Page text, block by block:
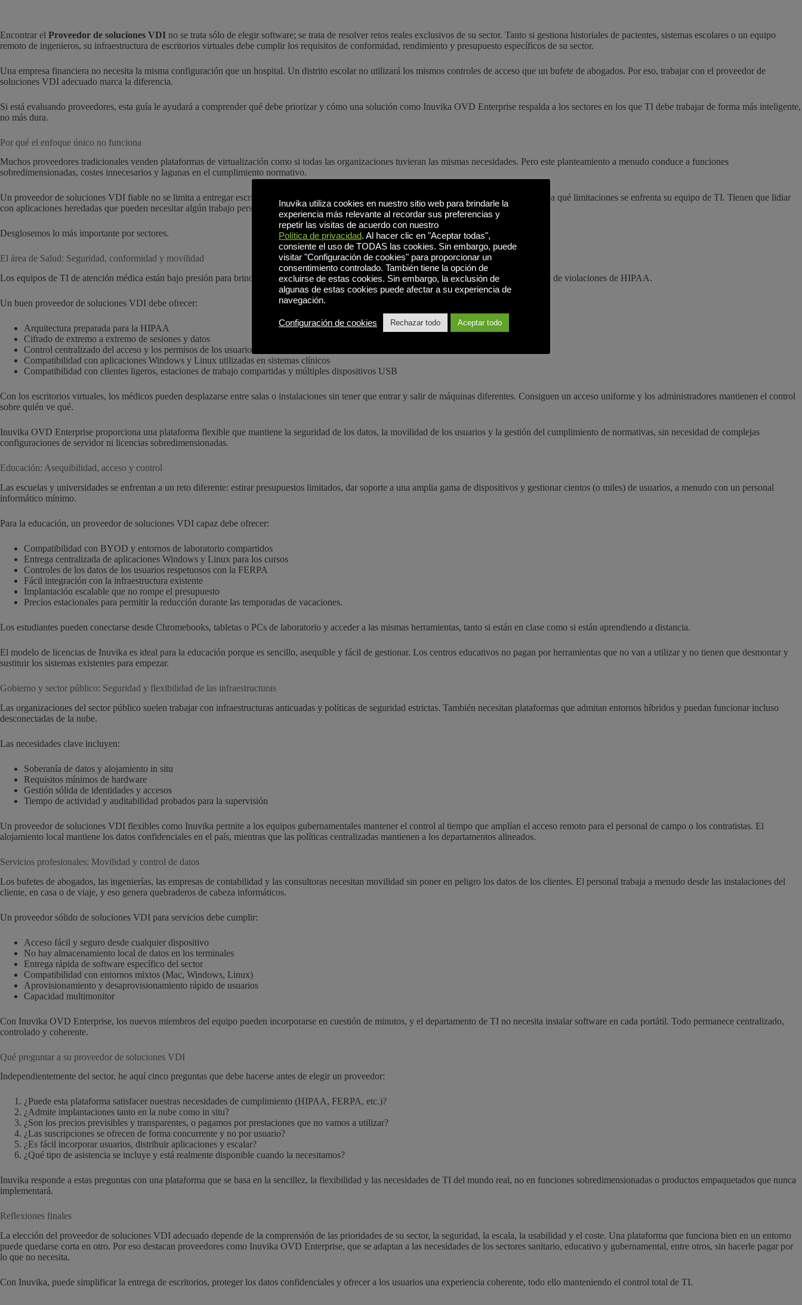
Encontrar el Proveedor de soluciones VDI no se trata sólo de elegir software; se trata de resolver retos reales exclusivos de su sector. Tanto si gestiona historiales de pacientes, sistemas escolares o un equipo
remoto de ingenieros, su infraestructura de escritorios virtuales debe cumplir los requisitos de conformidad, rendimiento y presupuesto específicos de su sector.
Una empresa financiera no necesita la misma configuración que un hospital. Un distrito escolar no utilizará los mismos controles de acceso que un bufete de abogados. Por eso, trabajar con el proveedor de
soluciones VDI adecuado marca la diferencia.
Si está evaluando proveedores, esta guía le ayudará a comprender qué debe priorizar y cómo una solución como Inuvika OVD Enterprise respalda a los sectores en los que TI debe trabajar de forma más inteligente,
no más dura.
Por qué el enfoque único no funciona
Muchos proveedores tradicionales venden plataformas de virtualización como si todas las organizaciones tuvieran las mismas necesidades. Pero este planteamiento a menudo conduce a funciones
sobredimensionadas, costes innecesarios y lagunas en el cumplimiento normativo.
Un proveedor de soluciones VDI fiable no se limita a entregar escritorios; entiende cómo se utilizarán esos escritorios, qué normativas se aplican y a qué limitaciones se enfrenta su equipo de TI. Tienen que lidiar
con aplicaciones heredadas que pueden necesitar algún trabajo personalizado u otros ajustes que no funcionarán sin más.
Desglosemos lo más importante por sectores.
El área de Salud: Seguridad, conformidad y movilidad
Los equipos de TI de atención médica están bajo presión para brindar acceso rápido y seguro a aplicaciones críticas y datos de pacientes, sin riesgo de violaciones de HIPAA.
Un buen proveedor de soluciones VDI debe ofrecer:
Arquitectura preparada para la HIPAA
Cifrado de extremo a extremo de sesiones y datos
Control centralizado del acceso y los permisos de los usuarios
Compatibilidad con aplicaciones Windows y Linux utilizadas en sistemas clínicos
Compatibilidad con clientes ligeros, estaciones de trabajo compartidas y múltiples dispositivos USB
Con los escritorios virtuales, los médicos pueden desplazarse entre salas o instalaciones sin tener que entrar y salir de máquinas diferentes. Consiguen un acceso uniforme y los administradores mantienen el control
sobre quién ve qué.
Inuvika OVD Enterprise proporciona una plataforma flexible que mantiene la seguridad de los datos, la movilidad de los usuarios y la gestión del cumplimiento de normativas, sin necesidad de complejas
configuraciones de servidor ni licencias sobredimensionadas.
Educación: Asequibilidad, acceso y control
Las escuelas y universidades se enfrentan a un reto diferente: estirar presupuestos limitados, dar soporte a una amplia gama de dispositivos y gestionar cientos (o miles) de usuarios, a menudo con un personal
informático mínimo.
Para la educación, un proveedor de soluciones VDI capaz debe ofrecer:
Compatibilidad con BYOD y entornos de laboratorio compartidos
Entrega centralizada de aplicaciones Windows y Linux para los cursos
Controles de los datos de los usuarios respetuosos con la FERPA
Fácil integración con la infraestructura existente
Implantación escalable que no rompe el presupuesto
Precios estacionales para permitir la reducción durante las temporadas de vacaciones.
Los estudiantes pueden conectarse desde Chromebooks, tabletas o PCs de laboratorio y acceder a las mismas herramientas, tanto si están en clase como si están aprendiendo a distancia.
El modelo de licencias de Inuvika es ideal para la educación porque es sencillo, asequible y fácil de gestionar. Los centros educativos no pagan por herramientas que no van a utilizar y no tienen que desmontar y
sustituir los sistemas existentes para empezar.
Gobierno y sector público: Seguridad y flexibilidad de las infraestructuras
Las organizaciones del sector público suelen trabajar con infraestructuras anticuadas y políticas de seguridad estrictas. También necesitan plataformas que admitan entornos híbridos y puedan funcionar incluso
desconectadas de la nube.
Las necesidades clave incluyen:
Soberanía de datos y alojamiento in situ
Requisitos mínimos de hardware
Gestión sólida de identidades y accesos
Tiempo de actividad y auditabilidad probados para la supervisión
Un proveedor de soluciones VDI flexibles como Inuvika permite a los equipos gubernamentales mantener el control al tiempo que amplían el acceso remoto para el personal de campo o los contratistas. El
alojamiento local mantiene los datos confidenciales en el país, mientras que las políticas centralizadas mantienen a los departamentos alineados.
Servicios profesionales: Movilidad y control de datos
Los bufetes de abogados, las ingenierías, las empresas de contabilidad y las consultoras necesitan movilidad sin poner en peligro los datos de los clientes. El personal trabaja a menudo desde las instalaciones del
cliente, en casa o de viaje, y eso genera quebraderos de cabeza informáticos.
Un proveedor sólido de soluciones VDI para servicios debe cumplir:
Acceso fácil y seguro desde cualquier dispositivo
No hay almacenamiento local de datos en los terminales
Entrega rápida de software específico del sector
Compatibilidad con entornos mixtos (Mac, Windows, Linux)
Aprovisionamiento y desaprovisionamiento rápido de usuarios
Capacidad multimonitor
Con Inuvika OVD Enterprise, los nuevos miembros del equipo pueden incorporarse en cuestión de minutos, y el departamento de TI no necesita instalar software en cada portátil. Todo permanece centralizado,
controlado y coherente.
Qué preguntar a su proveedor de soluciones VDI
Independientemente del sector, he aquí cinco preguntas que debe hacerse antes de elegir un proveedor:
¿Puede esta plataforma satisfacer nuestras necesidades de cumplimiento (HIPAA, FERPA, etc.)?
¿Admite implantaciones tanto en la nube como in situ?
¿Son los precios previsibles y transparentes, o pagamos por prestaciones que no vamos a utilizar?
¿Las suscripciones se ofrecen de forma concurrente y no por usuario?
¿Es fácil incorporar usuarios, distribuir aplicaciones y escalar?
¿Qué tipo de asistencia se incluye y está realmente disponible cuando la necesitamos?
Inuvika responde a estas preguntas con una plataforma que se basa en la sencillez, la flexibilidad y las necesidades de TI del mundo real, no en funciones sobredimensionadas o productos empaquetados que nunca
implementará.
Reflexiones finales
La elección del proveedor de soluciones VDI adecuado depende de la comprensión de las prioridades de su sector, la seguridad, la escala, la usabilidad y el coste. Una plataforma que funciona bien en un entorno
puede quedarse corta en otro. Por eso destacan proveedores como Inuvika OVD Enterprise, que se adaptan a las necesidades de los sectores sanitario, educativo y gubernamental, entre otros, sin hacerle pagar por
lo que no necesita.
Con Inuvika, puede simplificar la entrega de escritorios, proteger los datos confidenciales y ofrecer a los usuarios una experiencia coherente, todo ello manteniendo el control total de TI.
Inuvika utiliza cookies en nuestro sitio web para brindarle la
experiencia más relevante al recordar sus preferencias y
repetir las visitas de acuerdo con nuestro
Política de privacidad. Al hacer clic en "Aceptar todas",
consiente el uso de TODAS las cookies. Sin embargo, puede
visitar "Configuración de cookies" para proporcionar un
consentimiento controlado. También tiene la opción de
excluirse de estas cookies. Sin embargo, la exclusión de
algunas de estas cookies puede afectar a su experiencia de
navegación.
Configuración de cookies Rechazar todo Aceptar todo